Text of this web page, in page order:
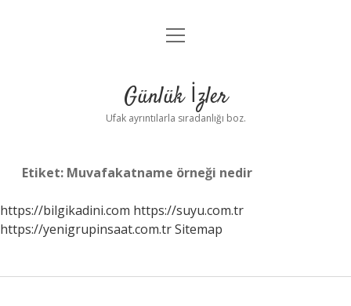
Anasayfa
Yasal Uyarı
menüyü
Günlük İzler
Ufak ayrıntılarla sıradanlığı boz.
Etiket: Muvafakatname örneği nedir
https://bilgikadini.com https://suyu.com.tr
https://yenigrupinsaat.com.trSitemap